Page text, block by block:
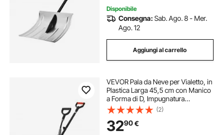
Disponibile
Consegna:Sab. Ago. 8 - Mer.
Ago. 12
Aggiungi al carrello
VEVOR Pala da Neve per Vialetto, in
Plastica Larga 45,5 cm con Manico
a Forma di D, Impugnatura
Antiscivolo, Strumento Leggero per
la Rimozione per Giardino,
Campeggio all'Aperto
(2)
3290€